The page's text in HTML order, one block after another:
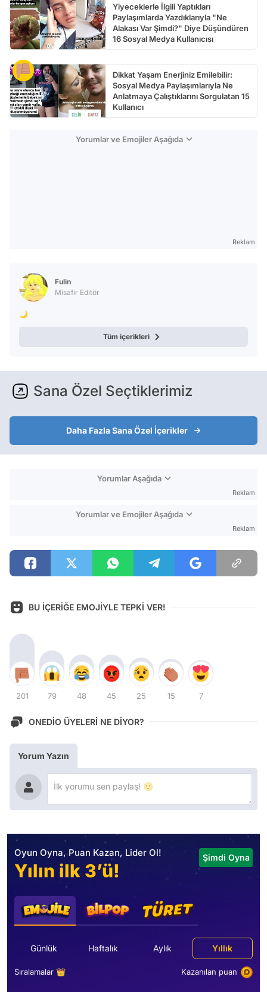
Yiyeceklerle İlgili Yaptıkları
Paylaşımlarda Yazdıklarıyla "Ne
Alakası Var Şimdi?" Diye Düşündüren
16 Sosyal Medya Kullanıcısı
Dikkat Yaşam Enerjiniz Emilebilir:
Sosyal Medya Paylaşımlarıyla Ne
Anlatmaya Çalıştıklarını Sorgulatan 15
Kullanıcı
Yorumlar ve Emojiler Aşağıda
Reklam
Fulin
Misafir Editör
🌙
Tüm içerikleri
Sana Özel Seçtiklerimiz
Daha Fazla Sana Özel İçerikler
Yorumlar Aşağıda
Reklam
Yorumlar ve Emojiler Aşağıda
Reklam
BU İÇERİĞE EMOJİYLE TEPKİ VER!
201 79 48 45 25 15 7
ONEDİO ÜYELERİ NE DİYOR?
Yorum Yazın
Oyun Oyna, Puan Kazan, Lider Ol!
Yılın ilk 3’ü!
Şimdi Oyna
Günlük Haftalık Aylık Yıllık
Sıralamalar 👑 Kazanılan puan